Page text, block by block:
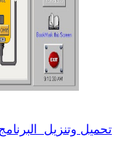
تحميل وتنزيل